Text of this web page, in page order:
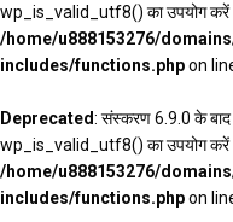
wp_is_valid_utf8() का उपयोग
/home/u888153276/
includes/functions.phpon
Deprecated: संस्करण 6.9.0 के
wp_is_valid_utf8() का उपयोग
/home/u888153276/
includes/functions.phpon